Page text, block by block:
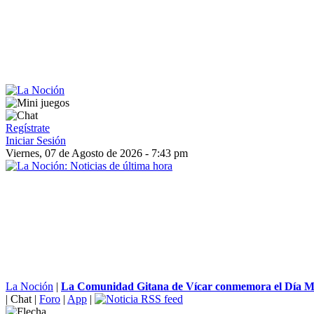
Regístrate
Iniciar Sesión
Viernes, 07 de Agosto de 2026 - 7:43 pm
La Noción | La Comunidad Gitana de Vícar conmemora el Día
| Chat | Foro | App |